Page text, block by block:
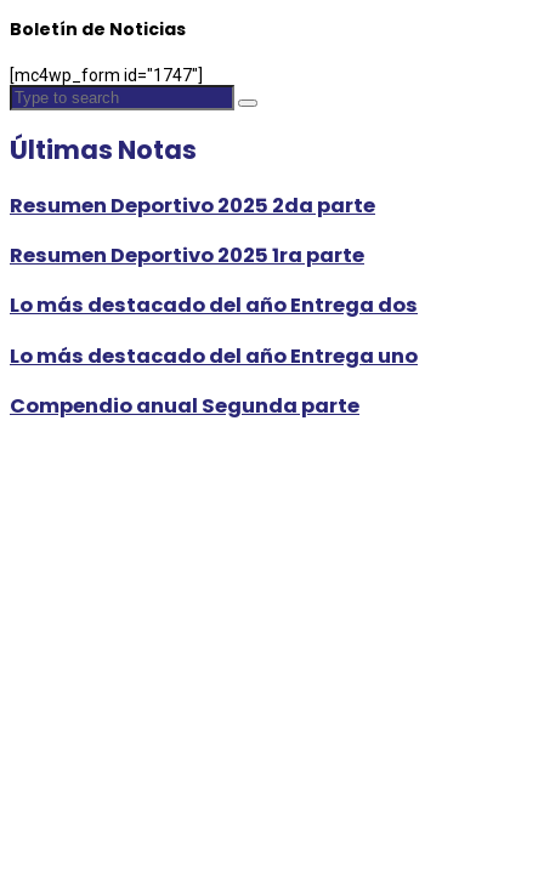
Boletín de Noticias
[mc4wp_form id="1747"]
Últimas Notas
Resumen Deportivo 2025 2da parte
Resumen Deportivo 2025 1ra parte
Lo más destacado del año Entrega dos
Lo más destacado del año Entrega uno
Compendio anual Segunda parte